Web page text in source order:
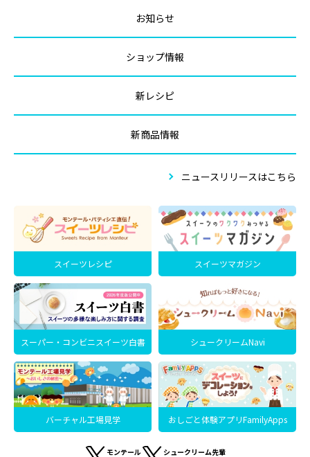
お知らせ
ショップ情報
新レシピ
新商品情報
ニュースリリースはこちら
スイーツレシピ スイーツマガジン
スーパー・コンビニスイーツ白書 シュークリームNavi
バーチャル工場見学 おしごと体験アプリFamilyApps
モンテール
シュークリーム先輩